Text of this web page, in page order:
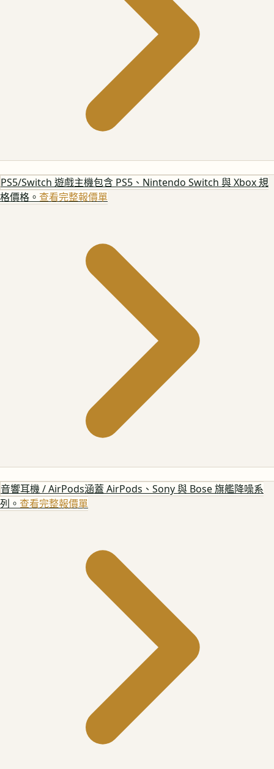
PS5/Switch 遊戲主機包含 PS5、Nintendo Switch 與 Xbox 規
格價格。 查看完整報價單
音響耳機 / AirPods涵蓋 AirPods、Sony 與 Bose 旗艦降噪系
列。 查看完整報價單